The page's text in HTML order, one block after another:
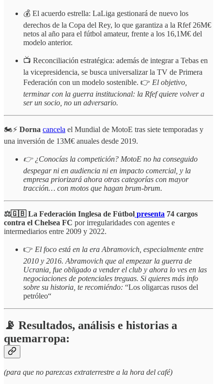
💰 El acuerdo estrella: LaLiga gestionará de nuevo los
derechos de la Copa del Rey, lo que garantiza a la Rfef 26M€
netos al año para el fútbol amateur, frente a los 16,1M€ del
modelo anterior.
📺 Reconciliación estratégica: además de integrar a Tebas en
la vicepresidencia, se busca universalizar la TV de Primera
Federación con un modelo sostenible. 👉 El objetivo,
terminar con la guerra institucional: la Rfef quiere volver a
ser un socio, no un adversario.
🏍️⚡ Dorna cancela el Mundial de MotoE tras siete temporadas y
una inversión de 13M€ anuales desde 2019.
👉 ¿Conocías la competición? MotoE no ha conseguido
despegar ni en audiencia ni en impacto comercial, y la
empresa priorizará ahora otras categorías con mayor
tracción… con motos que hagan brum-brum.
⚖️🇬🇧 La Federación Inglesa de Fútbol presenta 74 cargos
contra el Chelsea FC por irregularidades con agentes e
intermediarios entre 2009 y 2022.
👉 El foco está en la era Abramovich, especialmente entre
2010 y 2016. Abramovich que al empezar la guerra de
Ucrania, fue obligado a vender el club y ahora lo ves en las
negociaciones de potenciales treguas. Si quieres más info
sobre su historia, te recomiéndo: “Los oligarcas rusos del
petróleo“
📡 Resultados, análisis e historias a
quemarropa:
(para que no parezcas extraterrestre a la hora del café)